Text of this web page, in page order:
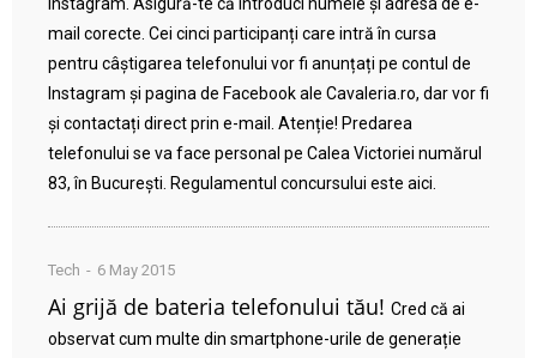
Instagram. Asigură-te că introduci numele și adresa de e-
mail corecte. Cei cinci participanți care intră în cursa
pentru câștigarea telefonului vor fi anunțați pe contul de
Instagram și pagina de Facebook ale Cavaleria.ro, dar vor fi
și contactați direct prin e-mail. Atenție! Predarea
telefonului se va face personal pe Calea Victoriei numărul
83, în București. Regulamentul concursului este aici.
Tech 6 May 2015
Ai grijă de bateria telefonului tău! Cred că ai
observat cum multe din smartphone-urile de generație